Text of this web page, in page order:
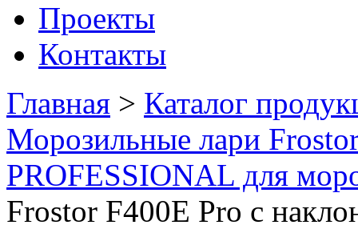
Проекты
Контакты
Главная > Каталог
Морозильные лари
PROFESSIONAL для
Frostor F400E Pro с